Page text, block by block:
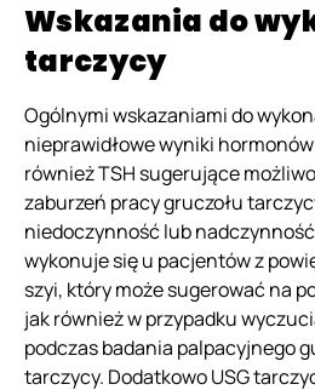
Wskazania do
tarczycy
Ogólnymi wskazaniami do
nieprawidłowe wyniki
również TSH sugerujące
zaburzeń pracy gruczołu
niedoczynność lub
wykonuje się u pacjentów z
szyi, który może sugerować na
jak również w przypadku
podczas badania palpacyjnego
tarczycy. Dodatkowo USG